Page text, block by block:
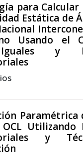
para
Estática de
Usando el
y
Paramétrica
Utilizando
y